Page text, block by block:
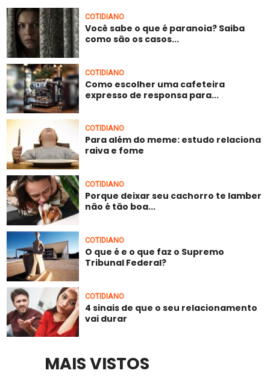
COTIDIANO
Você sabe o que é paranoia? Saiba
como são os casos...
COTIDIANO
Como escolher uma cafeteira
expresso de responsa para...
COTIDIANO
Para além do meme: estudo relaciona
raiva e fome
COTIDIANO
Porque deixar seu cachorro te lamber
não é tão boa...
COTIDIANO
O que é e o que faz o Supremo
Tribunal Federal?
COTIDIANO
4 sinais de que o seu relacionamento
vai durar
MAIS VISTOS